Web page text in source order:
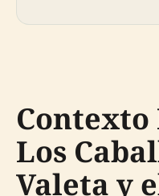
Los
Valeta y